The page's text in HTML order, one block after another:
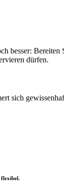
besser:
dürfen.
sich